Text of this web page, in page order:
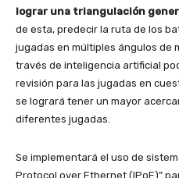
lograr una triangulación
de esta, predecir la ruta de los
jugadas en múltiples ángulos de
través de inteligencia artificial
revisión para las jugadas en
se logrará tener un mayor
diferentes jugadas.
Se implementará el uso de
Protocol over Ethernet (IPoE)”